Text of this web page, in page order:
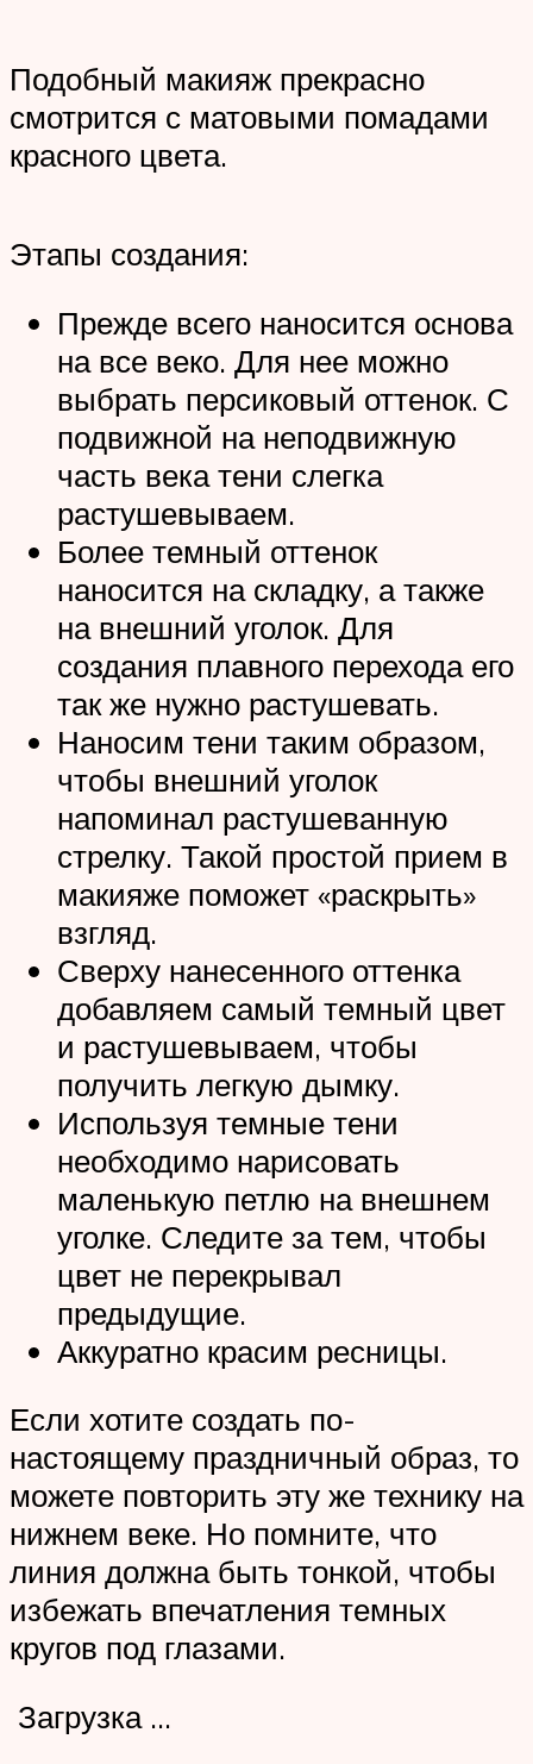
Подобный макияж прекрасно
смотрится с матовыми помадами
красного цвета.
Этапы создания:
Прежде всего наносится основа
на все веко. Для нее можно
выбрать персиковый оттенок. С
подвижной на неподвижную
часть века тени слегка
растушевываем.
Более темный оттенок
наносится на складку, а также
на внешний уголок. Для
создания плавного перехода его
так же нужно растушевать.
Наносим тени таким образом,
чтобы внешний уголок
напоминал растушеванную
стрелку. Такой простой прием в
макияже поможет «раскрыть»
взгляд.
Сверху нанесенного оттенка
добавляем самый темный цвет
и растушевываем, чтобы
получить легкую дымку.
Используя темные тени
необходимо нарисовать
маленькую петлю на внешнем
уголке. Следите за тем, чтобы
цвет не перекрывал
предыдущие.
Аккуратно красим ресницы.
Если хотите создать по-
настоящему праздничный образ, то
можете повторить эту же технику на
нижнем веке. Но помните, что
линия должна быть тонкой, чтобы
избежать впечатления темных
кругов под глазами.
Загрузка …